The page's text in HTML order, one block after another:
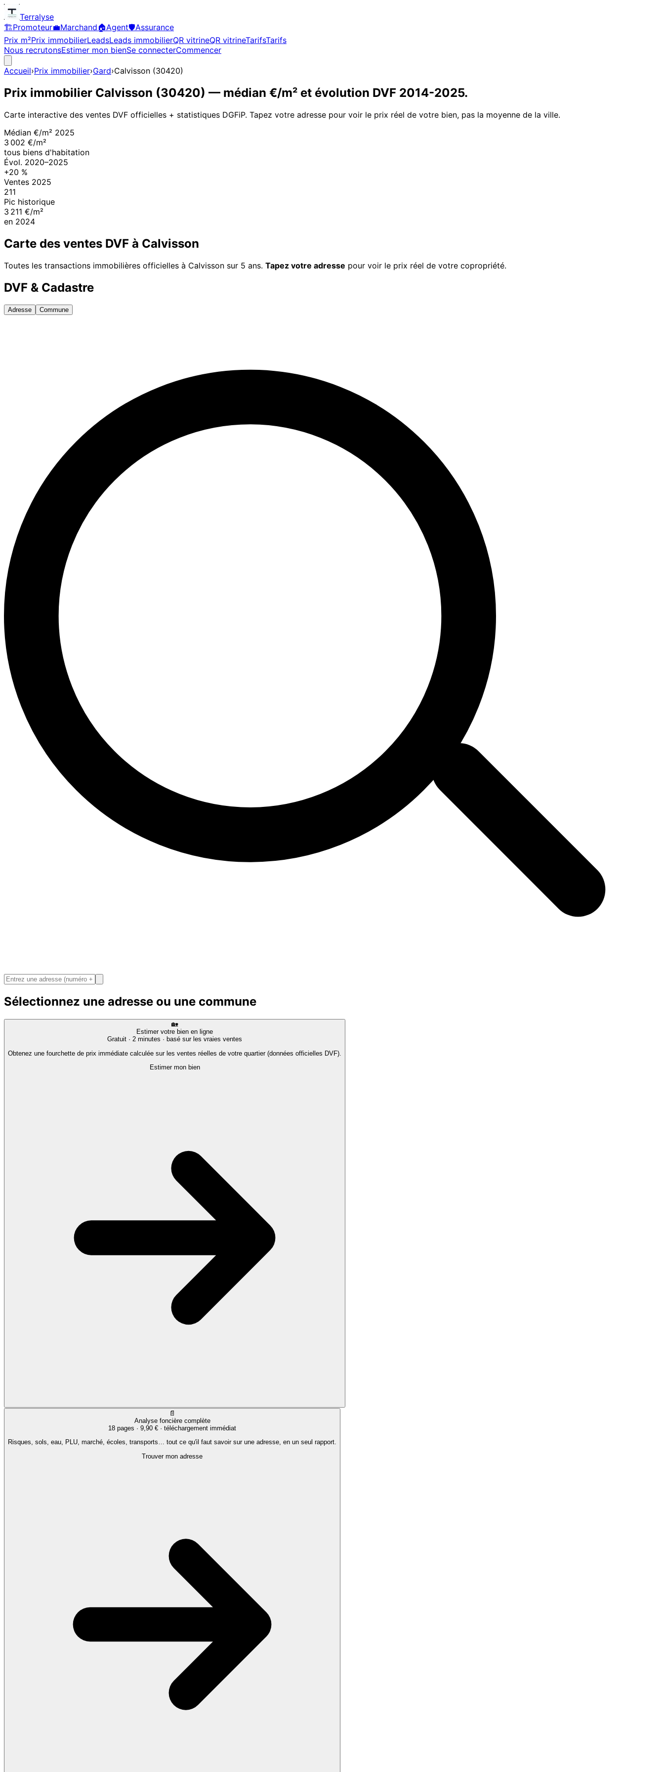
Terralyse
🏗️Promoteur💼Marchand🏠Agent🛡️Assurance
Prix m²Prix immobilierLeadsLeads immobilierQR vitrineQR vitrineTarifsTarifs
Nous recrutonsEstimer mon bienSe connecterCommencer
Accueil›Prix immobilier›Gard›Calvisson (30420)
Prix immobilier Calvisson (30420) — médian €/m² et évolution DVF 2014-2025.
Carte interactive des ventes DVF officielles + statistiques DGFiP. Tapez votre adresse pour voir le prix réel de votre bien, pas la moyenne de la ville.
Médian €/m² 2025
3 002 €/m²
tous biens d'habitation
Évol. 2020–2025
+20 %
Ventes 2025
211
Pic historique
3 211 €/m²
en 2024
Carte des ventes DVF à Calvisson
Toutes les transactions immobilières officielles à Calvisson sur 5 ans. Tapez votre adresse pour voir le prix réel de votre copropriété.
DVF & Cadastre
Adresse Commune
Sélectionnez une adresse ou une commune
🏡
Estimer votre bien en ligne
Gratuit · 2 minutes · basé sur les vraies ventes
Obtenez une fourchette de prix immédiate calculée sur les ventes réelles de votre quartier (données officielles DVF).
Estimer mon bien
📄
Analyse foncière complète
18 pages · 9,90 € · téléchargement immédiat
Risques, sols, eau, PLU, marché, écoles, transports… tout ce qu'il faut savoir sur une adresse, en un seul rapport.
Trouver mon adresse